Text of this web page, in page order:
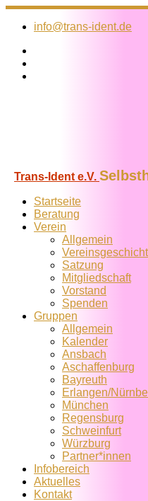
Zum
Inhalt
info@trans-ident.de
Trans-Ident e.V.
Startseite
Beratung
Verein
Allgemein
Satzung
Mitglied­schaft
Vorstand
Spenden
Gruppen
Allgemein
Kalender
Ansbach
Aschaffenburg
Bayreuth
Erlangen/
München
Regensburg
Schweinfurt
Würzburg
Partner*innen
Infobereich
Aktuelles
Kontakt